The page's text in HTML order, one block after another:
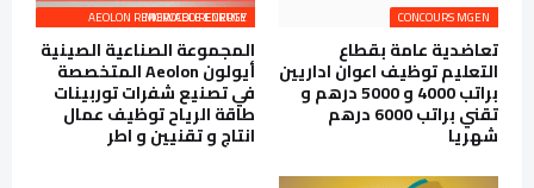
CONCOURS MGEN
تعاضدية عامة بقطاع
التعليم توظيف اعوان اداريين
براتب 4000 و 5000 درهم و
تقني براتب 6000 درهم
شهريا
AEOLON RENEWABLE ENERGY MOROCCO RECRUTE
المجموعة الصناعية الصينية
أيولون Aeolon المتخصصة
في تصنيع شفرات توربينات
طاقة الرياح توظيف عمال
انتاج و تقنيين و اطر